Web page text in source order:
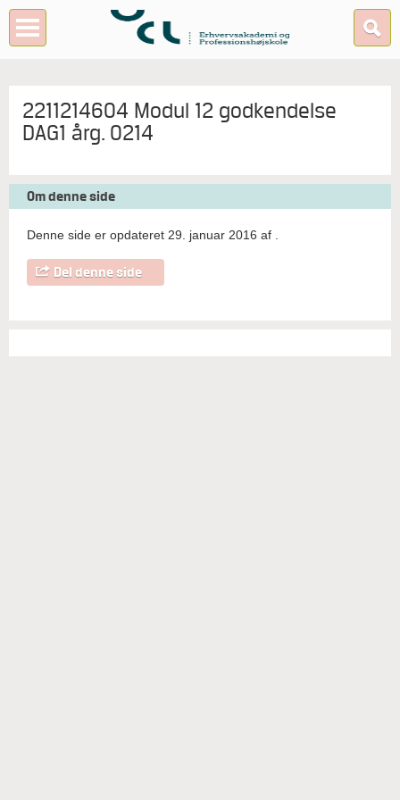
2211214604 Modul 12 godkendelse
DAG1 årg. 0214
Om denne side
Denne side er opdateret 29. januar 2016 af
Del denne side